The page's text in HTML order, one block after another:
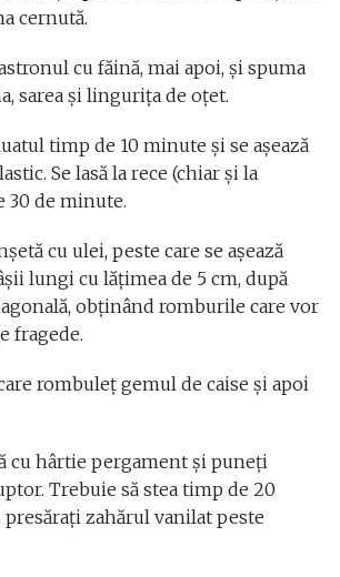
cernută.
cu făină, mai apoi, și spuma
sarea și lingurița de oțet.
timp de 10 minute și se așează
Se lasă la rece (chiar și la
de minute.
cu ulei, peste care se așează
lungi cu lățimea de 5 cm, după
obținând romburile care vor
fragede.
rombuleț gemul de caise și apoi
cu hârtie pergament și puneți
Trebuie să stea timp de 20
zahărul vanilat peste